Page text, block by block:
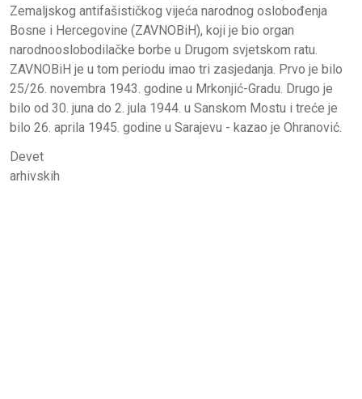
Zemaljskog antifašističkog vijeća narodnog oslobođenja
Bosne i Hercegovine (ZAVNOBiH), koji je bio organ
narodnooslobodilačke borbe u Drugom svjetskom ratu.
ZAVNOBiH je u tom periodu imao tri zasjedanja. Prvo je bilo
25/26. novembra 1943. godine u Mrkonjić-Gradu. Drugo je
bilo od 30. juna do 2. jula 1944. u Sanskom Mostu i treće je
bilo 26. aprila 1945. godine u Sarajevu - kazao je Ohranović.
Devet
arhivskih